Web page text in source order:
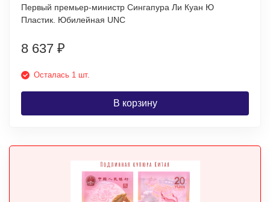
Первый премьер-министр Сингапура Ли Куан Ю
Пластик. Юбилейная UNC
8 637 ₽
Осталась 1 шт.
В корзину